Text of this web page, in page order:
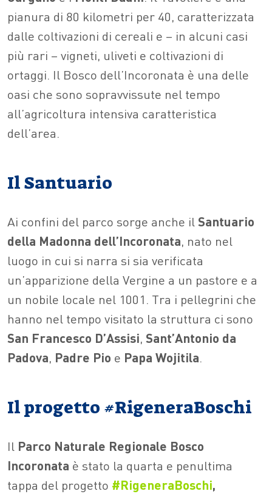
pianura di 80 kilometri per 40, caratterizzata
dalle coltivazioni di cereali e – in alcuni casi
più rari – vigneti, uliveti e coltivazioni di
ortaggi. Il Bosco dell’Incoronata è una delle
oasi che sono sopravvissute nel tempo
all’agricoltura intensiva caratteristica
dell’area.
Il Santuario
Ai confini del parco sorge anche il Santuario
della Madonna dell’Incoronata, nato nel
luogo in cui si narra si sia verificata
un’apparizione della Vergine a un pastore e a
un nobile locale nel 1001. Tra i pellegrini che
hanno nel tempo visitato la struttura ci sono
San Francesco D’Assisi, Sant’Antonio da
Padova, Padre Pio e Papa Wojitila.
Il progetto #RigeneraBoschi
Il Parco Naturale Regionale Bosco
Incoronata è stato la quarta e penultima
tappa del progetto #RigeneraBoschi,